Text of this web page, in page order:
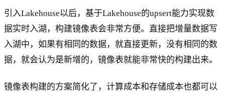
引入Lakehouse以后，基于Lakehouse的upsert能力实现数
据实时入湖，构建镜像表会非常方便。直接把增量数据写
入湖中，如果有相同的数据，就直接更新，没有相同的数
据，就会认为是新增的，镜像表就能非常快的构建出来。
镜像表构建的方案简化了，计算成本和存储成本也都可以